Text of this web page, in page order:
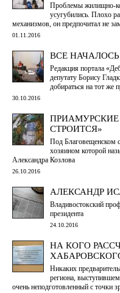
Проблемы жилищно-
усугубились. Плохо
механизмов, он предпочитал не
01.11.2016
ВСЕ
Редакция портала
депутату Борису
добираться на тот же
30.10.2016
СТРОИТСЯ»
Под Благовещенском
хозяином которой
Александра Козлова
26.10.2016
АЛЕКСАНДР
Владивостокский
президента
24.10.2016
НА КОГО
Никаких
региона,
очень неподготовленный с точки